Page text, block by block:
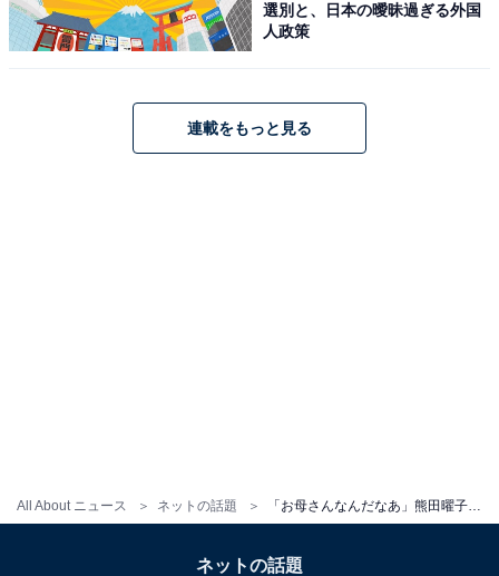
All About ニュース ネットの話題
選別と、日本の曖昧過ぎる外国
人政策
連載をもっと見る
ネットの話題